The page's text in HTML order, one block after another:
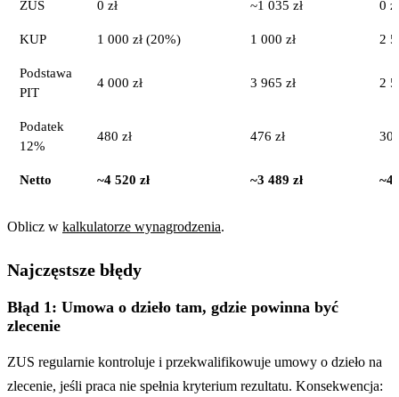
ZUS 0 zł ~1 035 zł 0 zł
KUP 1 000 zł (20%) 1 000 zł 2
Podstawa
PIT
4 000 zł 3 965 zł 2
Podatek
12%
480 zł 476 zł
Netto ~4 520 zł ~3 489 zł ~4
Oblicz w kalkulatorze wynagrodzenia.
Najczęstsze błędy
Błąd 1: Umowa o dzieło tam, gdzie powinna być
zlecenie
ZUS regularnie kontroluje i przekwalifikowuje umowy o dzieło na
zlecenie, jeśli praca nie spełnia kryterium rezultatu. Konsekwencja: